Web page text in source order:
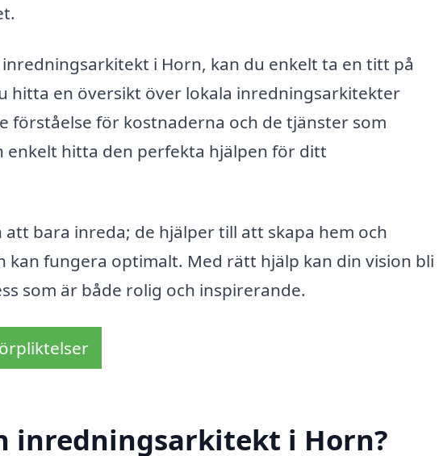
i Horn, kan du enkelt ta en titt på
hitta en översikt över lokala inredningsarkitekter
för kostnaderna och de tjänster som
enkelt hitta den perfekta hjälpen för ditt
bara inreda; de hjälper till att skapa hem och
fungera optimalt. Med rätt hjälp kan din vision bli
som är både rolig och inspirerande.
inredningsarkitekt i Horn?